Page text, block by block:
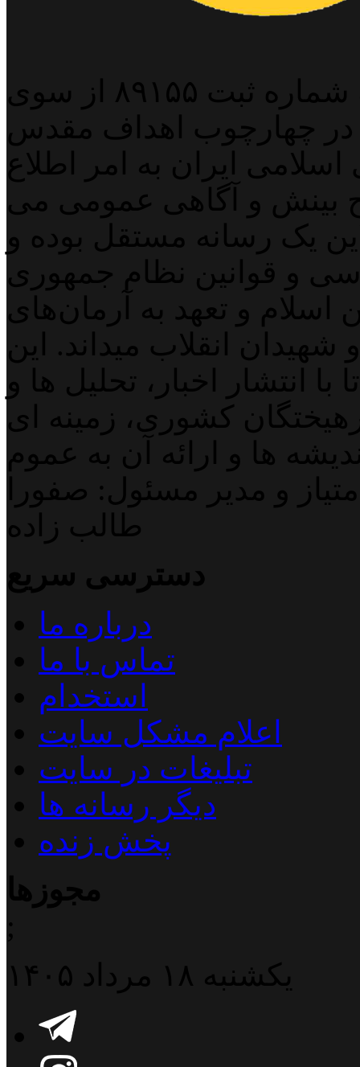
پایگاه خبری خبربین آنلاین به شماره ثبت ۸۹۱۵۵ از سوی
در چهارچوب اهداف مقدس
ایران به امر اطلاع
بینش و آگاهی عمومی می
یک رسانه مستقل بوده و
و قوانین نظام جمهوری
و تعهد به آرمان‌های
انقلاب میداند. این
انتشار اخبار، تحلیل ها و
کشوری، زمینه ای
ها و ارائه آن به عموم
و مدیر مسئول: صفورا
طالب زاده
دسترسی سریع
درباره ما
تماس با ما
استخدام
اعلام مشکل سایت
تبلیغات در سایت
دیگر رسانه ها
پخش زنده
مجوزها
;
یکشنبه ۱۸ مرداد ۱۴۰۵